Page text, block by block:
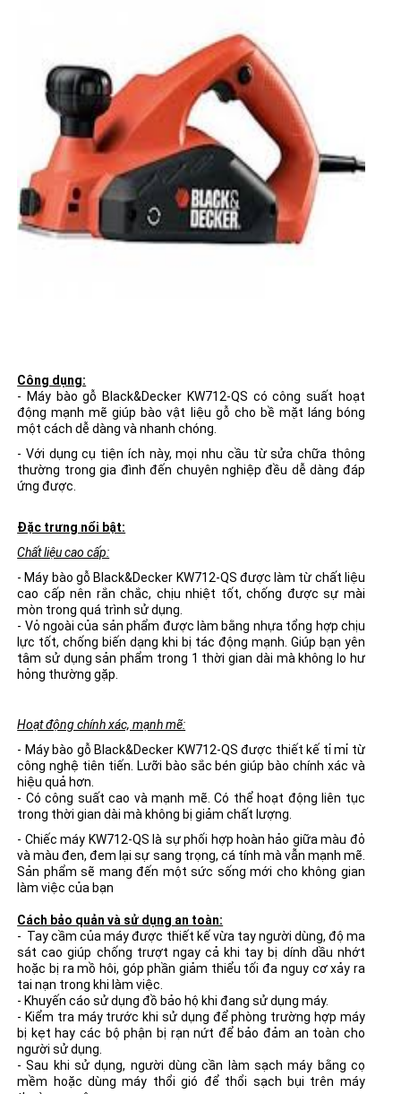
Công dụng:
- Máy bào gỗ Black&Decker KW712-QS có công suất hoạt
động mạnh mẽ giúp bào vật liệu gỗ cho bề mặt láng bóng
một cách dễ dàng và nhanh chóng.
- Với dụng cụ tiện ích này, mọi nhu cầu từ sửa chữa thông
thường trong gia đình đến chuyên nghiệp đều dễ dàng đáp
ứng được.
Đặc trưng nổi bật:
Chất liệu cao cấp:
- Máy bào gỗ Black&Decker KW712-QS được làm từ chất liệu
cao cấp nên rắn chắc, chịu nhiệt tốt, chống được sự mài
mòn trong quá trình sử dụng.
- Vỏ ngoài của sản phẩm được làm bằng nhựa tổng hợp chịu
lực tốt, chống biến dạng khi bị tác động mạnh. Giúp bạn yên
tâm sử dụng sản phẩm trong 1 thời gian dài mà không lo hư
hỏng thường gặp.
Hoạt động chính xác, mạnh mẽ:
- Máy bào gỗ Black&Decker KW712-QS được thiết kế tỉ mỉ từ
công nghệ tiên tiến. Lưỡi bào sắc bén giúp bào chính xác và
hiệu quả hơn.
- Có công suất cao và mạnh mẽ. Có thể hoạt động liên tục
trong thời gian dài mà không bị giảm chất lượng.
- Chiếc máy KW712-QS là sự phối hợp hoàn hảo giữa màu đỏ
và màu đen, đem lại sự sang trọng, cá tính mà vẫn mạnh mẽ.
Sản phẩm sẽ mang đến một sức sống mới cho không gian
làm việc của bạn
Cách bảo quản và sử dụng an toàn:
- Tay cầm của máy được thiết kế vừa tay người dùng, độ ma
sát cao giúp chống trượt ngay cả khi tay bị dính dầu nhớt
hoặc bị ra mồ hôi, góp phần giảm thiểu tối đa nguy cơ xảy ra
tai nạn trong khi làm việc.
- Khuyến cáo sử dụng đồ bảo hộ khi đang sử dụng máy.
- Kiểm tra máy trước khi sử dụng để phòng trường hợp máy
bị kẹt hay các bộ phận bị rạn nứt để bảo đảm an toàn cho
người sử dụng.
- Sau khi sử dụng, người dùng cần làm sạch máy bằng cọ
mềm hoặc dùng máy thổi gió để thổi sạch bụi trên máy